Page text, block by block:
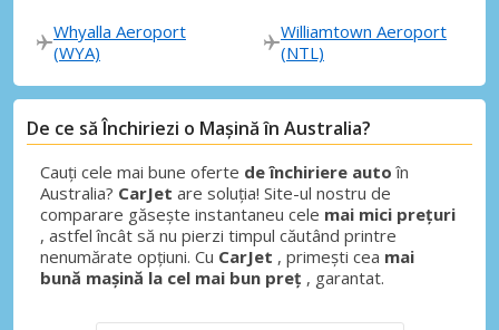
Whyalla Aeroport
(WYA)
Williamtown Aeroport
(NTL)
De ce să Închiriezi o Mașină în Australia?
Cauți cele mai bune oferte de închiriere auto în
Australia? CarJet are soluția! Site-ul nostru de
comparare găsește instantaneu cele mai mici prețuri
, astfel încât să nu pierzi timpul căutând printre
nenumărate opțiuni. Cu CarJet , primești cea mai
bună mașină la cel mai bun preț , garantat.